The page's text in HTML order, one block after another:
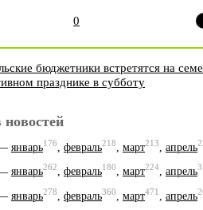
0
бюджетники встретятся на
празднике в субботу
январь176 февраль218 март213 апрель
январь262, февраль180, март224, апрель
январь278 февраль360 март471 апрель